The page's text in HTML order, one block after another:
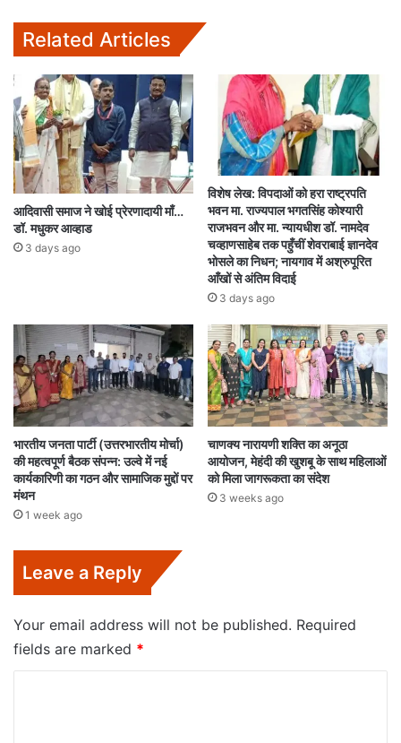
Related Articles
आदिवासी समाज ने खोई प्रेरणादायी माँ…
डॉ. मधुकर आव्हाड
3 days ago
विशेष लेख: विपदाओं को हरा राष्ट्रपति
भवन मा. राज्यपाल भगतसिंह कोश्यारी
राजभवन और मा. न्यायधीश डॉ. नामदेव
चव्हाणसाहेब तक पहुँचीं शेवराबाई ज्ञानदेव
भोसले का निधन; नायगाव में अश्रुपूरित
आँखों से अंतिम विदाई
3 days ago
भारतीय जनता पार्टी (उत्तरभारतीय मोर्चा)
की महत्वपूर्ण बैठक संपन्न: उल्वे में नई
कार्यकारिणी का गठन और सामाजिक मुद्दों पर
मंथन
1 week ago
चाणक्य नारायणी शक्ति का अनूठा
आयोजन, मेहंदी की खुशबू के साथ महिलाओं
को मिला जागरूकता का संदेश
3 weeks ago
Leave a Reply
Your email address will not be published. Required
fields are marked *